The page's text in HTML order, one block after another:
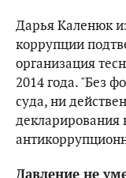
Дарья Каленюк
коррупции
организация
2014 года. "Без
суда, ни
декларирования
Давление не